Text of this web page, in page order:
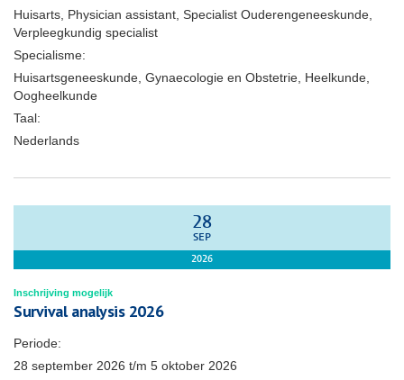
Huisarts, Physician assistant, Specialist Ouderengeneeskunde,
Verpleegkundig specialist
Specialisme:
Huisartsgeneeskunde, Gynaecologie en Obstetrie, Heelkunde,
Oogheelkunde
Taal:
Nederlands
28
SEP
2026
Inschrijving mogelijk
Survival analysis 2026
Periode:
28 september 2026 t/m 5 oktober 2026